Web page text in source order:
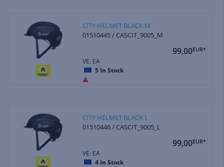
CITY HELMET BLACK M
01510445 / CASCIT_9005_M
99,00EUR*
VE: EA
5 In Stock
CITY HELMET BLACK L
01510446 / CASCIT_9005_L
99,00EUR*
VE: EA
4 In Stock